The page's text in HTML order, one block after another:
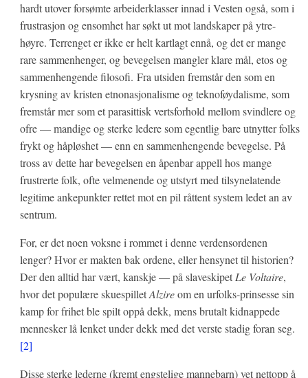
hardt utover forsømte arbeiderklasser innad i Vesten også, som i
frustrasjon og ensomhet har søkt ut mot landskaper på ytre-
høyre. Terrenget er ikke er helt kartlagt ennå, og det er mange
rare sammenhenger, og bevegelsen mangler klare mål, etos og
sammenhengende filosofi. Fra utsiden fremstår den som en
krysning av kristen etnonasjonalisme og teknoføydalisme, som
fremstår mer som et parasittisk vertsforhold mellom svindlere og
ofre — mandige og sterke ledere som egentlig bare utnytter folks
frykt og håpløshet — enn en sammenhengende bevegelse. På
tross av dette har bevegelsen en åpenbar appell hos mange
frustrerte folk, ofte velmenende og utstyrt med tilsynelatende
legitime ankepunkter rettet mot en pil råttent system ledet an av
sentrum.
For, er det noen voksne i rommet i denne verdensordenen
lenger? Hvor er makten bak ordene, eller hensynet til historien?
Der den alltid har vært, kanskje — på slaveskipetLe Voltaire,
hvor det populære skuespilletAlzireom en urfolks-prinsesse sin
kamp for frihet ble spilt oppå dekk, mens brutalt kidnappede
mennesker lå lenket under dekk med det verste stadig foran seg.
[2]
Disse sterke lederne (kremt engstelige mannebarn) vet nettopp å